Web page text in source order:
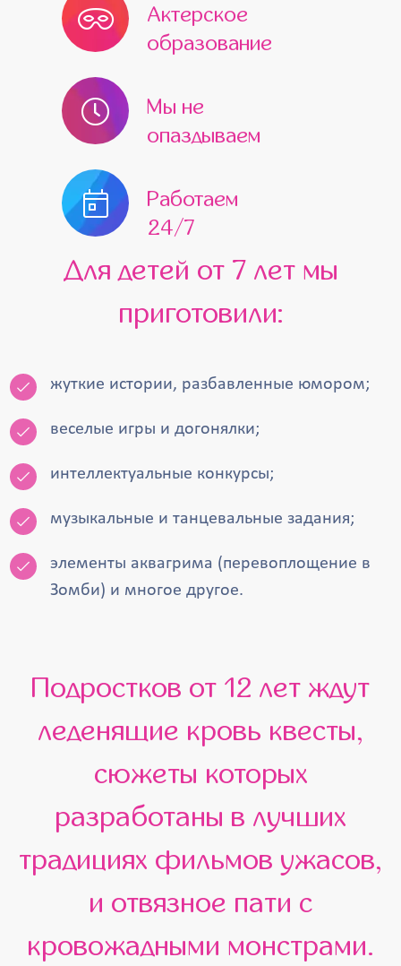
Актерское
образование
Мы не
опаздываем
Работаем
24/7
Для детей от 7 лет мы
приготовили:
жуткие истории, разбавленные юмором;
веселые игры и догонялки;
интеллектуальные конкурсы;
музыкальные и танцевальные задания;
элементы аквагрима (перевоплощение в
Зомби) и многое другое.
Подростков от 12 лет ждут
леденящие кровь квесты,
сюжеты которых
разработаны в лучших
традициях фильмов ужасов,
и отвязное пати с
кровожадными монстрами.